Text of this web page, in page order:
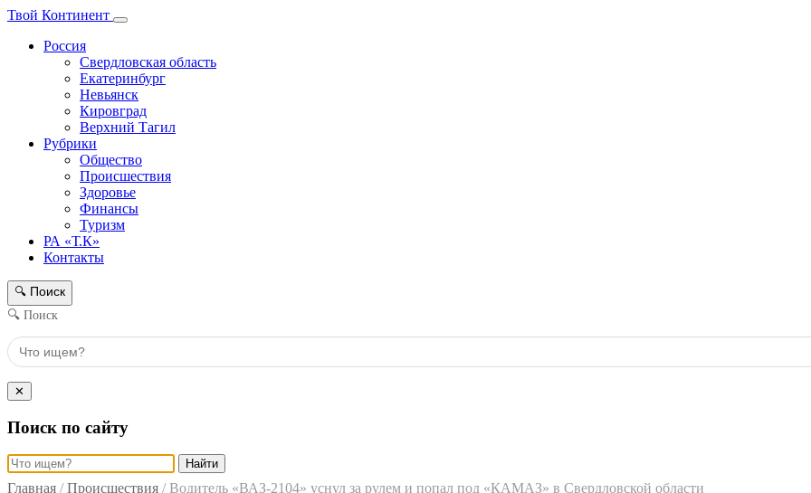
Твой Континент
Россия
Свердловская область
Екатеринбург
Невьянск
Кировград
Верхний Тагил
Рубрики
Общество
Происшествия
Здоровье
Финансы
Туризм
РА «Т.К»
Контакты
🔍 Поиск
🔍 Поиск
✕
Поиск по сайту
Найти
Главная / Происшествия / Водитель «ВАЗ-2104» уснул за рулем и попал под «КАМАЗ» в Свердловской области